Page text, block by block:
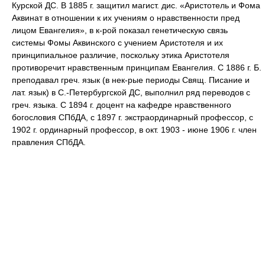
Курской ДС. В 1885 г. защитил магист. дис. «Аристотель и Фома
Аквинат в отношении к их учениям о нравственности пред
лицом Евангелия», в к-рой показал генетическую связь
системы Фомы Аквинского с учением Аристотеля и их
принципиальное различие, поскольку этика Аристотеля
противоречит нравственным принципам Евангелия. С 1886 г. Б.
преподавал греч. язык (в нек-рые периоды Свящ. Писание и
лат. язык) в С.-Петербургской ДС, выполнил ряд переводов с
греч. языка. С 1894 г. доцент на кафедре нравственного
богословия СПбДА, с 1897 г. экстраординарный профессор, с
1902 г. ординарный профессор, в окт. 1903 - июне 1906 г. член
правления СПбДА.